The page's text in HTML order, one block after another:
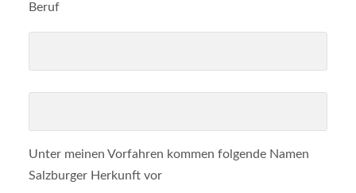
Beruf
Unter meinen Vorfahren kommen folgende Namen
Salzburger Herkunft vor